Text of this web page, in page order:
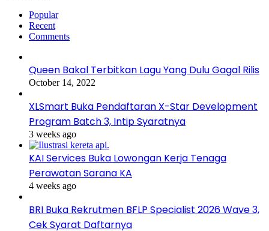
Popular
Recent
Comments
Queen Bakal Terbitkan Lagu Yang Dulu Gagal Rilis
October 14, 2022
XLSmart Buka Pendaftaran X-Star Development
Program Batch 3, Intip Syaratnya
3 weeks ago
KAI Services Buka Lowongan Kerja Tenaga
Perawatan Sarana KA
4 weeks ago
BRI Buka Rekrutmen BFLP Specialist 2026 Wave 3,
Cek Syarat Daftarnya